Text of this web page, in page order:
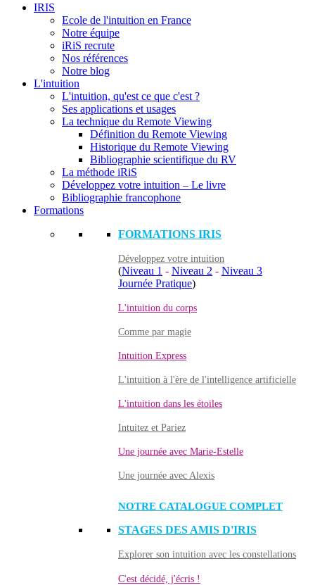
IRIS
Ecole de l'intuition en France
Notre équipe
iRiS recrute
Nos références
Notre blog
L'intuition
L'intuition, qu'est ce que c'est ?
Ses applications et usages
La technique du Remote Viewing
Définition du Remote Viewing
Historique du Remote Viewing
Bibliographie scientifique du RV
La méthode iRiS
Développez votre intuition – Le livre
Bibliographie francophone
Formations
FORMATIONS IRIS
Développez votre intuition
(Niveau 1 - Niveau 2 - Niveau 3
Journée Pratique)
L'intuition du corps
Comme par magie
Intuition Express
L'intuition à l'ère de l'intelligence artificielle
L'intuition dans les étoiles
Intuitez et Pariez
Une journée avec Marie-Estelle
Une journée avec Alexis
NOTRE CATALOGUE COMPLET
STAGES DES AMIS D'IRIS
Explorer son intuition avec les constellations
C'est décidé, j'écris !